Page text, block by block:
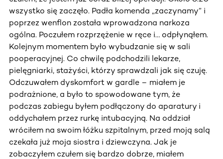
wszystko się zaczęło. Padła komenda „zaczynamy” i
poprzez wenflon została wprowadzona narkoza
ogólna. Poczułem rozprzężenie w ręce i… odpłynąłem.
Kolejnym momentem było wybudzanie się w sali
pooperacyjnej. Co chwilę podchodzili lekarze,
pielęgniarki, stażyści, którzy sprawdzali jak się czuję.
Odczuwałem dyskomfort w gardle – miałem je
podrażnione, a było to spowodowane tym, że
podczas zabiegu byłem podłączony do aparatury i
oddychałem przez rurkę intubacyjną. Na oddział
wróciłem na swoim łóżku szpitalnym, przed moją salą
czekała już moja siostra i dziewczyna. Jak je
zobaczyłem czułem się bardzo dobrze, miałem